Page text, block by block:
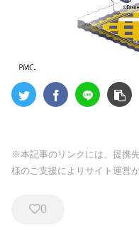
※本記事のリンクには、提携
様のご支援によりサイト運営
0